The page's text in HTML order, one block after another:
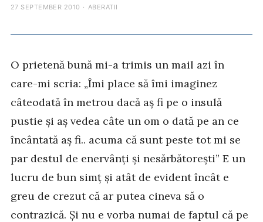
27 SEPTEMBER 2010 · ABERATII
O prietenă bună mi-a trimis un mail azi în
care-mi scria: „Îmi place să îmi imaginez
câteodată în metrou dacă aș fi pe o insulă
pustie și aș vedea câte un om o dată pe an ce
încântată aș fi.. acuma că sunt peste tot mi se
par destul de enervânți și nesărbătorești” E un
lucru de bun simț și atât de evident încât e
greu de crezut că ar putea cineva să o
contrazică. Și nu e vorba numai de faptul că pe